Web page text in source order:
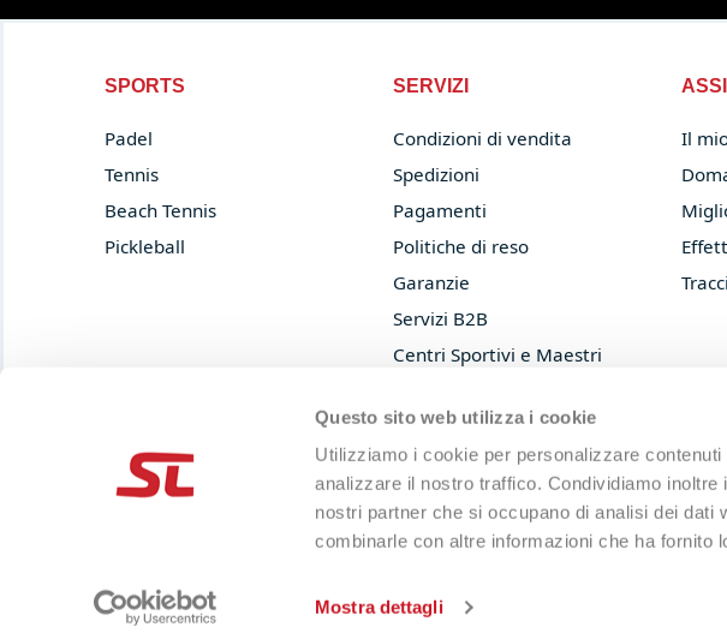
Questo sito web utilizza i cookie
Utilizziamo i cookie per personalizzare
analizzare il nostro traffico. Condividiamo
nostri partner che si occupano di analisi dei dati
combinarle con altre informazioni che ha fornito
Mostra dettagli
SPORTS
Padel
Tennis
Beach Tennis
Pickleball
SERVIZI
Condizioni di vendita
Spedizioni
Pagamenti
Politiche di reso
Garanzie
Servizi B2B
Centri Sportivi e Maestri
Privacy Policy
Cookie Policy
Il